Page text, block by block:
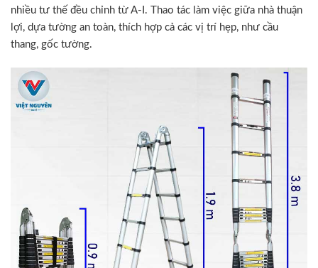
nhiều tư thế đều chỉnh từ A-I. Thao tác làm việc giữa nhà thuận
lợi, dựa tường an toàn, thích hợp cả các vị trí hẹp, như cầu
thang, gốc tường.